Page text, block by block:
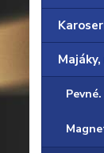
Pevné.